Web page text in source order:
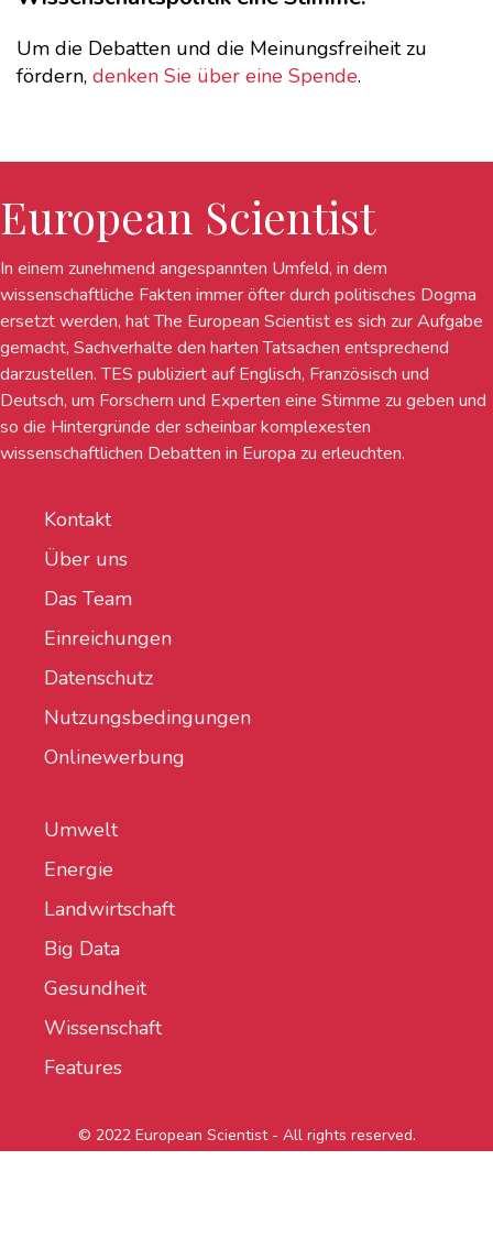
Um die Debatten und die Meinungsfreiheit zu
fördern, denken Sie über eine Spende.
European Scientist
In einem zunehmend angespannten Umfeld, in dem
wissenschaftliche Fakten immer öfter durch politisches Dogma
ersetzt werden, hat The European Scientist es sich zur Aufgabe
gemacht, Sachverhalte den harten Tatsachen entsprechend
darzustellen. TES publiziert auf Englisch, Französisch und
Deutsch, um Forschern und Experten eine Stimme zu geben und
so die Hintergründe der scheinbar komplexesten
wissenschaftlichen Debatten in Europa zu erleuchten.
Kontakt
Über uns
Das Team
Einreichungen
Datenschutz
Nutzungsbedingungen
Onlinewerbung
Umwelt
Energie
Landwirtschaft
Big Data
Gesundheit
Wissenschaft
Features
© 2022 European Scientist - All rights reserved.